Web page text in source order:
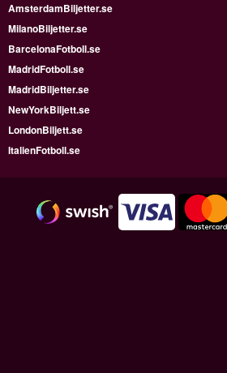
AmsterdamBiljetter.se
MilanoBiljetter.se
BarcelonaFotboll.se
MadridFotboll.se
MadridBiljetter.se
NewYorkBiljett.se
LondonBiljett.se
ItalienFotboll.se